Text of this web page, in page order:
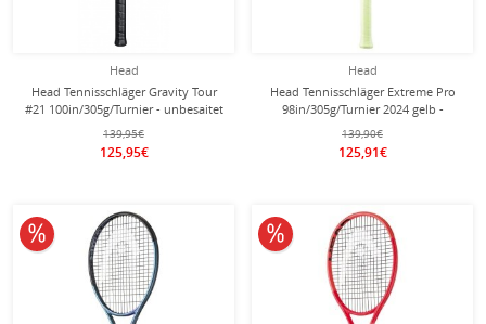
Head
Head Tennisschläger Gravity Tour
#21 100in/305g/Turnier - unbesaitet
139,95€
125,95€
Head
Head Tennisschläger Extreme Pro
98in/305g/Turnier 2024 gelb -
unbesaitet -
139,90€
125,91€
10% reduziert 10% reduziert